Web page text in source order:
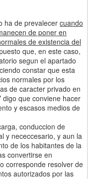
ha de prevalecer cuando
de poner en
de existencia del
que, en este caso,
segun el apartado
constar que esta
normales por los
de caracter privado en
que conviene hacer
y escasos medios de
conduccion de
y nececcesario, y aun la
de los habitantes de la
convertirse en
corresponde resolver de
autorizados por las